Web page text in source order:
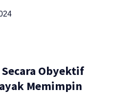
Obyektif
Memimpin